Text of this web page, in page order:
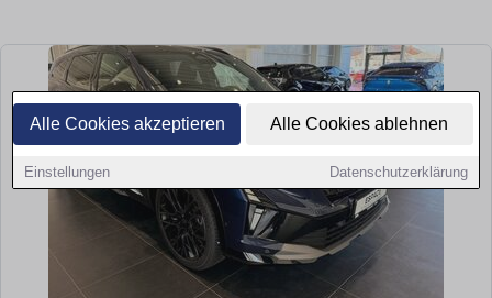
Alle Cookies akzeptieren Alle Cookies ablehnen
Einstellungen Datenschutzerklärung